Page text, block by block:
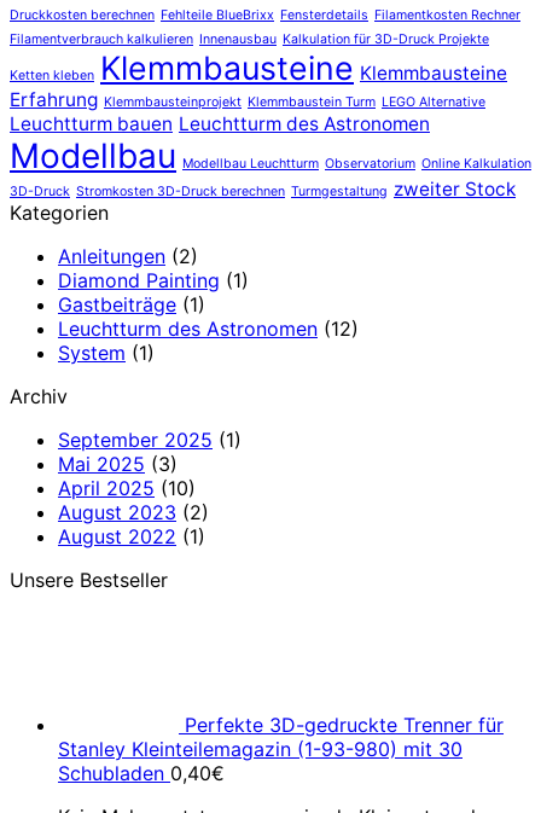
Druckkosten berechnen Fehlteile BlueBrixx Fensterdetails Filamentkosten Rechner
Filamentverbrauch kalkulieren Innenausbau Kalkulation für 3D-Druck Projekte
Ketten kleben Klemmbausteine Klemmbausteine
Erfahrung Klemmbausteinprojekt Klemmbaustein Turm LEGO Alternative
Leuchtturm bauen Leuchtturm des Astronomen
Modellbau Modellbau Leuchtturm Observatorium Online Kalkulation
3D-Druck Stromkosten 3D-Druck berechnen Turmgestaltung zweiter Stock
Kategorien
Anleitungen (2)
Diamond Painting (1)
Gastbeiträge (1)
Leuchtturm des Astronomen (12)
System (1)
Archiv
September 2025 (1)
Mai 2025 (3)
April 2025 (10)
August 2023 (2)
August 2022 (1)
Unsere Bestseller
Perfekte 3D-gedruckte Trenner für
Stanley Kleinteilemagazin (1-93-980) mit 30
Schubladen 0,40€